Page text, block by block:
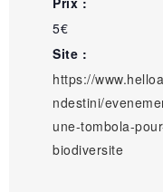
5€
Site :
https://
ndestini/
une-tombola-
biodiversite